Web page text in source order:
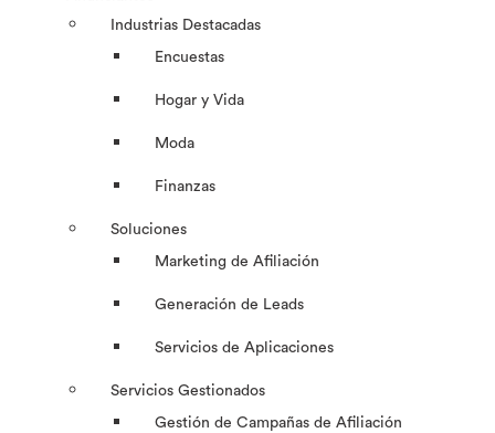
Industrias Destacadas
Encuestas
Hogar y Vida
Moda
Finanzas
Soluciones
Marketing de Afiliación
Generación de Leads
Servicios de Aplicaciones
Servicios Gestionados
Gestión de Campañas de Afiliación